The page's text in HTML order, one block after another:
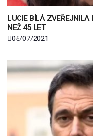
LUCIE BÍLÁ
NEŽ 45 LET
05/07/2021